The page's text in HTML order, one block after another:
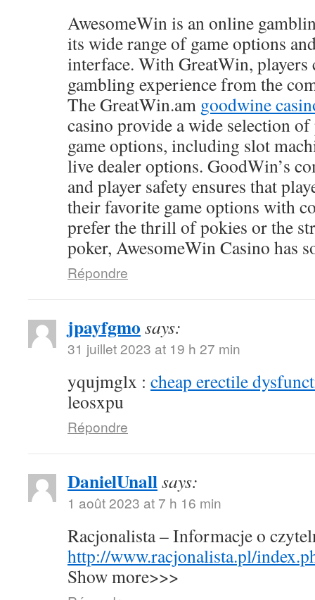
AwesomeWin is an online
its wide range of game options
interface. With GreatWin, players
gambling experience from the
The GreatWin.am goodwine
casino provide a wide selection
game options, including slot
live dealer options. GoodWin’s
and player safety ensures that
their favorite game options with
prefer the thrill of pokies or the
poker, AwesomeWin Casino has
Répondre
jpayfgmo says:
31 juillet 2023 at 19 h 27 min
yqujmglx : cheap erectile
leosxpu
Répondre
DanielUnallsays:
1 août 2023 at 7 h 16 min
Racjonalista – Informacje o
http://www.racjonalista.pl/
Show more>>>